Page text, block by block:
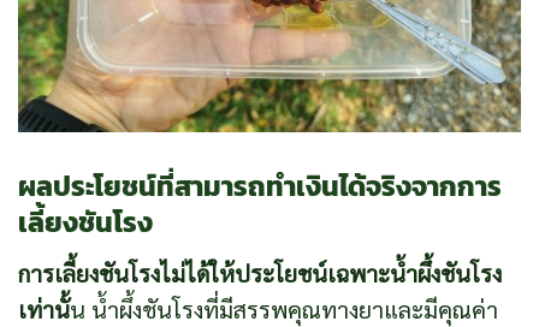
ผลประโยชน์ที่สามารถทำเงินได้จริงจากการ
เลี้ยงชันโรง
การเลี้ยงชันโรงไม่ได้ให้ประโยชน์เฉพาะน้ำผึ้งชันโรง
เท่านั้น น้ำผึ้งชันโรงที่มีสรรพคุณทางยาและมีคุณค่า